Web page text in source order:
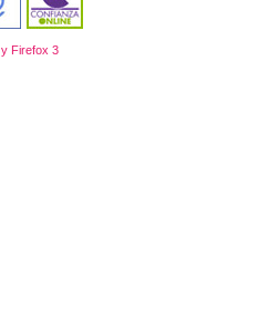
Firefox 3